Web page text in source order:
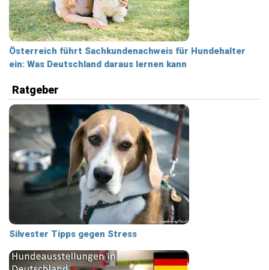
Österreich führt Sachkundenachweis für Hundehalter
ein: Was Deutschland daraus lernen kann
Ratgeber
Silvester Tipps gegen Stress